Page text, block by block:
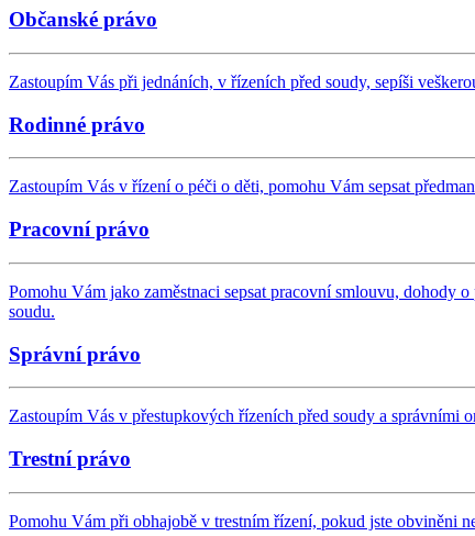
Občanské právo
Zastoupím Vás při jednáních, v řízeních před soudy, sepíši
Rodinné právo
Zastoupím Vás v řízení o péči o děti, pomohu Vám sepsat
Pracovní právo
Pomohu Vám jako zaměstnaci sepsat pracovní smlouvu, dohody
soudu.
Správní právo
Zastoupím Vás v přestupkových řízeních před soudy a správními
Trestní právo
Pomohu Vám při obhajobě v trestním řízení, pokud jste obviněni